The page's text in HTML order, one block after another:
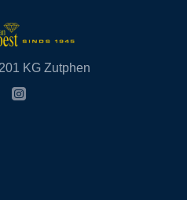
KG Zutphen